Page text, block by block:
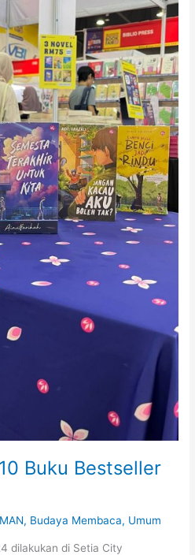
Buku Bestseller
, Budaya Membaca, Umum
dilakukan di Setia City